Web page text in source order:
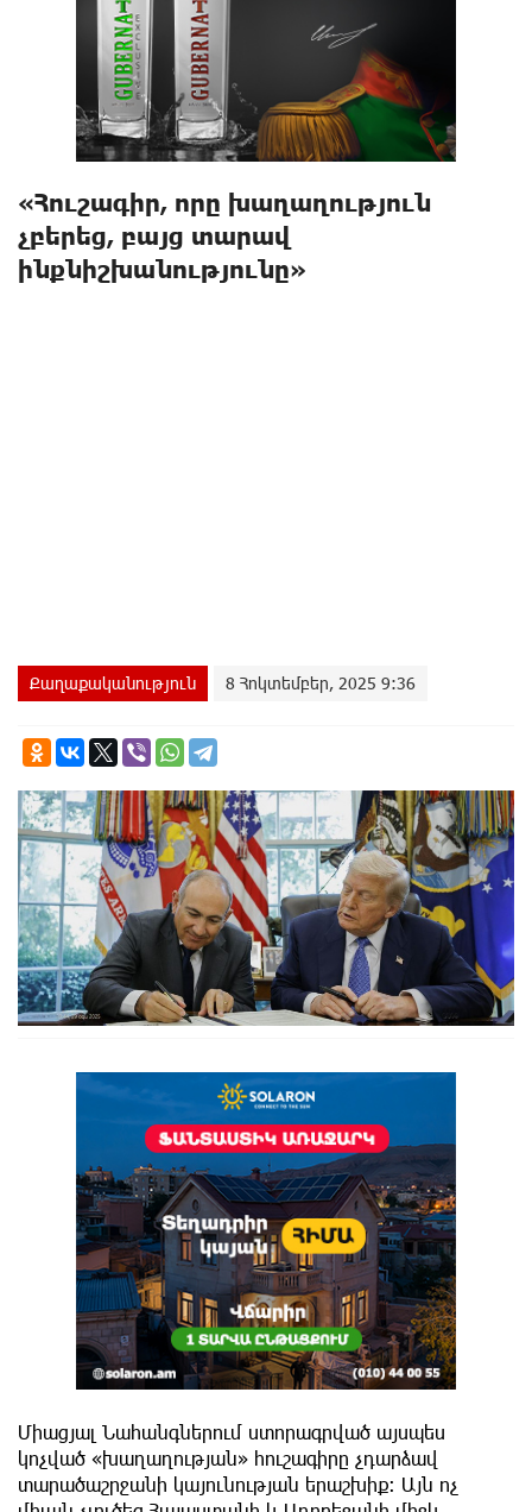
«Հուշագիր, որը խաղաղություն
չբերեց, բայց տարավ
ինքնիշխանությունը»
Քաղաքականություն 8 Հոկտեմբեր, 2025 9:36
Միացյալ Նահանգներում ստորագրված այսպես
կոչված «խաղաղության» հուշագիրը չդարձավ
տարածաշրջանի կայունության երաշխիք։ Այն ոչ